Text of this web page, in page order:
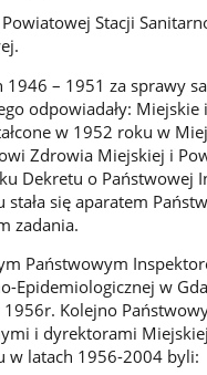
Stacji
1946 – 1951 za sprawy
odpowiadały:
w 1952 roku w
Zdrowia Miejskiej i
Dekretu o Państwowej
stała się aparatem
zadania.
Państwowym
Epidemiologicznej w
1956r. Kolejno
i dyrektorami
w latach 1956-2004 byli: